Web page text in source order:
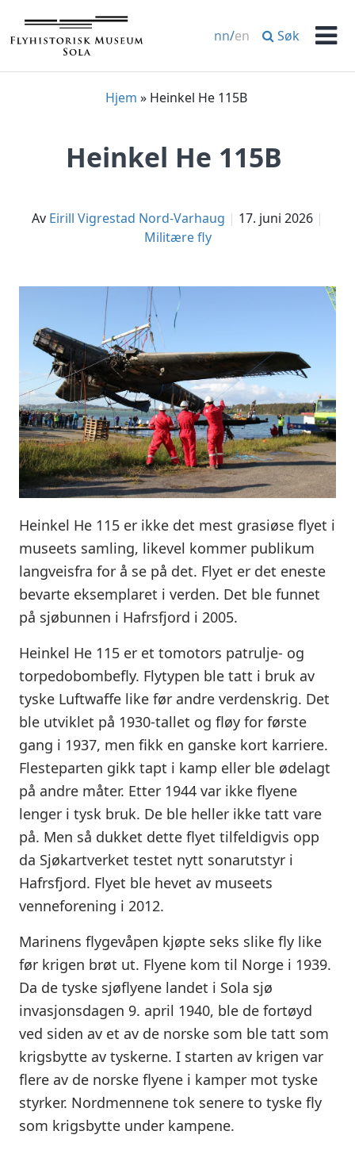
nn/en Søk
Hjem » Heinkel He 115B
Heinkel He 115B
av Eirill Vigrestad Nord-Varhaug
17. juni 2026
Militære fly
Heinkel He 115 er ikke det mest grasiøse flyet i
museets samling, likevel kommer publikum
langveisfra for å se på det. Flyet er det eneste
bevarte eksemplaret i verden. Det ble funnet
på sjøbunnen i Hafrsfjord i 2005.
Heinkel He 115 er et tomotors patrulje- og
torpedobombefly. Flytypen ble tatt i bruk av
tyske Luftwaffe like før andre verdenskrig. Det
ble utviklet på 1930-tallet og fløy for første
gang i 1937, men fikk en ganske kort karriere.
Flesteparten gikk tapt i kamp eller ble ødelagt
på andre måter. Etter 1944 var ikke flyene
lenger i tysk bruk. De ble heller ikke tatt vare
på. Men så dukket dette flyet tilfeldigvis opp
da Sjøkartverket testet nytt sonarutstyr i
Hafrsfjord. Flyet ble hevet av museets
venneforening i 2012.
Marinens flygevåpen kjøpte seks slike fly like
før krigen brøt ut. Flyene kom til Norge i 1939.
Da de tyske sjøflyene landet i Sola sjø
invasjonsdagen 9. april 1940, ble de fortøyd
ved siden av et av de norske som ble tatt som
krigsbytte av tyskerne. I starten av krigen var
flere av de norske flyene i kamper mot tyske
styrker. Nordmennene tok senere to tyske fly
som krigsbytte under kampene.